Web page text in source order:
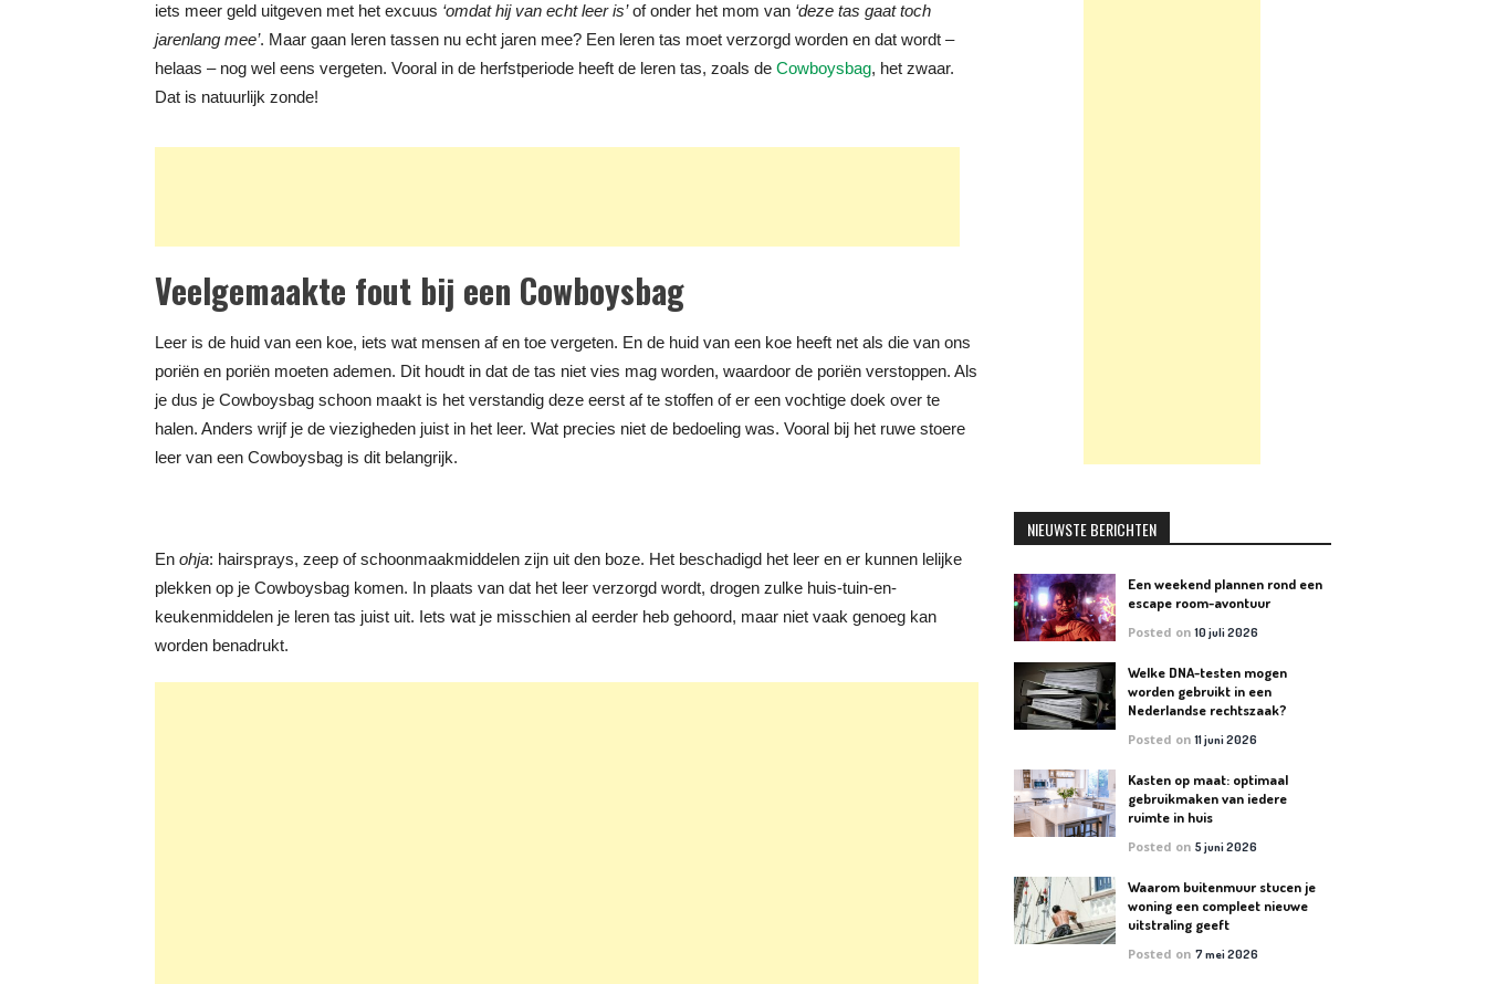
iets meer geld uitgeven met het excuus ‘omdat hij van echt leer is’of onder het mom van ‘deze tas gaat toch
jarenlang mee’. Maar gaan leren tassen nu echt jaren mee? Een leren tas moet verzorgd worden en dat wordt –
helaas – nog wel eens vergeten. Vooral in de herfstperiode heeft de leren tas, zoals de Cowboysbag, het zwaar.
Dat is natuurlijk zonde!
Veelgemaakte fout bij een Cowboysbag
Leer is de huid van een koe, iets wat mensen af en toe vergeten. En de huid van een koe heeft net als die van ons
poriën en poriën moeten ademen. Dit houdt in dat de tas niet vies mag worden, waardoor de poriën verstoppen. Als
je dus je Cowboysbag schoon maakt is het verstandig deze eerst af te stoffen of er een vochtige doek over te
halen. Anders wrijf je de viezigheden juist in het leer. Wat precies niet de bedoeling was. Vooral bij het ruwe stoere
leer van een Cowboysbag is dit belangrijk.
En ohja: hairsprays, zeep of schoonmaakmiddelen zijn uit den boze. Het beschadigd het leer en er kunnen lelijke
plekken op je Cowboysbag komen. In plaats van dat het leer verzorgd wordt, drogen zulke huis-tuin-en-
keukenmiddelen je leren tas juist uit. Iets wat je misschien al eerder heb gehoord, maar niet vaak genoeg kan
worden benadrukt.
NIEUWSTE BERICHTEN
Een weekend plannen rond een
escape room-avontuur
Posted on10 juli 2026
Welke DNA-testen mogen
worden gebruikt in een
Nederlandse rechtszaak?
Posted on11 juni 2026
Kasten op maat: optimaal
gebruikmaken van iedere
ruimte in huis
Posted on5 juni 2026
Waarom buitenmuur stucen je
woning een compleet nieuwe
uitstraling geeft
Posted on7 mei 2026